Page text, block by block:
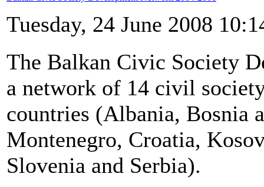
Tuesday, 24 June 2008
The Balkan Civic Society
a network of 14 civil
countries (Albania, Bosnia
Montenegro, Croatia,
Slovenia and Serbia).